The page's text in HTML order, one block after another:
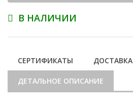
В НАЛИЧИИ
СЕРТИФИКАТЫ ДОСТАВКА
ДЕТАЛЬНОЕ ОПИСАНИЕ